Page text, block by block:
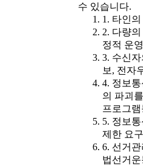
수 있습니다.
1. 타인
2. 다량
정적 운
3. 수신
보, 전자
4. 정보
의 파괴
프로그
5. 정보
제한 요
6. 선거
법선거